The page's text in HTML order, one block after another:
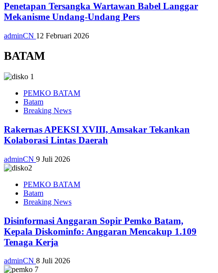
Penetapan Tersangka Wartawan Babel Langgar
Mekanisme Undang-Undang Pers
adminCN 12 Februari 2026
BATAM
PEMKO BATAM
Batam
Breaking News
Rakernas APEKSI XVIII, Amsakar Tekankan
Kolaborasi Lintas Daerah
adminCN 9 Juli 2026
PEMKO BATAM
Batam
Breaking News
Disinformasi Anggaran Sopir Pemko Batam,
Kepala Diskominfo: Anggaran Mencakup 1.109
Tenaga Kerja
adminCN 8 Juli 2026